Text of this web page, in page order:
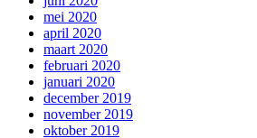
mei 2020
april 2020
maart 2020
februari 2020
januari 2020
december 2019
november 2019
oktober 2019